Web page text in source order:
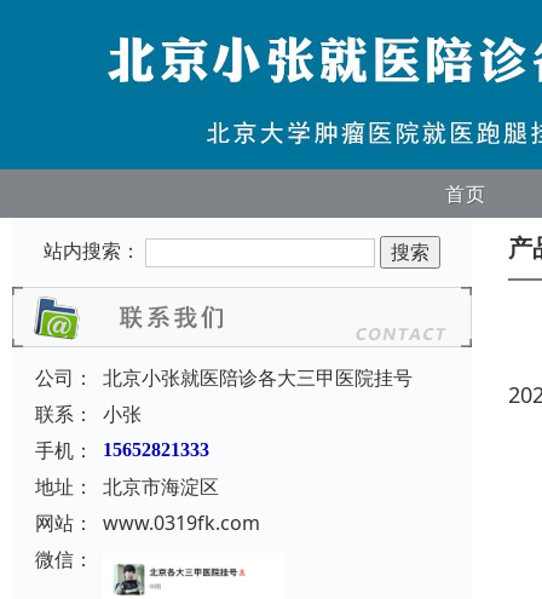
首页
站内搜索：
公司：
北京小张就医陪诊各大三甲医院挂号
联系：
小张
手机：
15652821333
地址：
北京市海淀区
网站：
www.0319fk.com
微信：
产